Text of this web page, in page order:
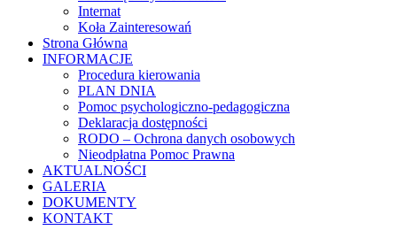
Internat
Koła Zainteresowań
Strona Główna
INFORMACJE
Procedura kierowania
PLAN DNIA
Pomoc psychologiczno-pedagogiczna
Deklaracja dostępności
RODO – Ochrona danych osobowych
Nieodpłatna Pomoc Prawna
AKTUALNOŚCI
GALERIA
DOKUMENTY
KONTAKT